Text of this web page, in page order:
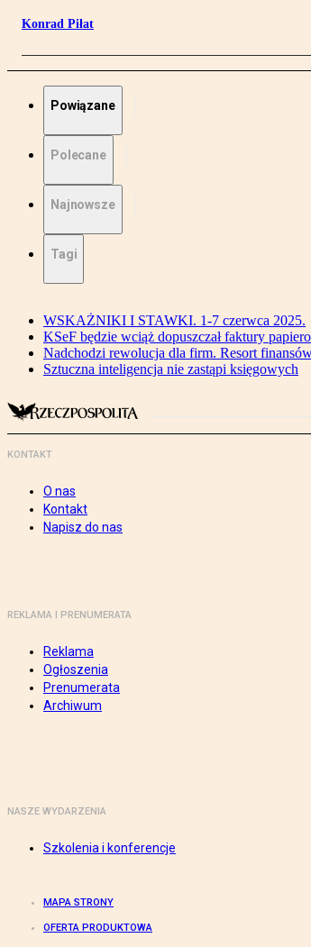
Konrad Piłat
Powiązane
Polecane
Najnowsze
Tagi
WSKAŻNIKI I STAWKI. 1-7 czerwca 2025.
KSeF będzie wciąż dopuszczał faktury
Nadchodzi rewolucja dla firm. Resort
Sztuczna inteligencja nie zastąpi księgowych
KONTAKT
O nas
Kontakt
Napisz do nas
REKLAMA I PRENUMERATA
Reklama
Ogłoszenia
Prenumerata
Archiwum
NASZE WYDARZENIA
Szkolenia i konferencje
MAPA STRONY
OFERTA PRODUKTOWA